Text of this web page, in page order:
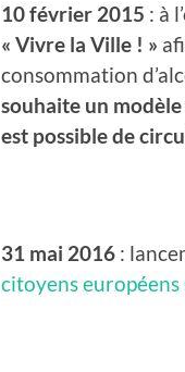
10 février 2015 : à
« Vivre la Ville ! »
consommation
souhaite un
est possible de
31 mai 2016 :
citoyens